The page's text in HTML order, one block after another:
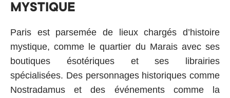
MYSTIQUE
Paris est parsemée de lieux chargés d’histoire
mystique, comme le quartier du Marais avec ses
boutiques ésotériques et ses librairies
spécialisées. Des personnages historiques comme
Nostradamus et des événements comme la